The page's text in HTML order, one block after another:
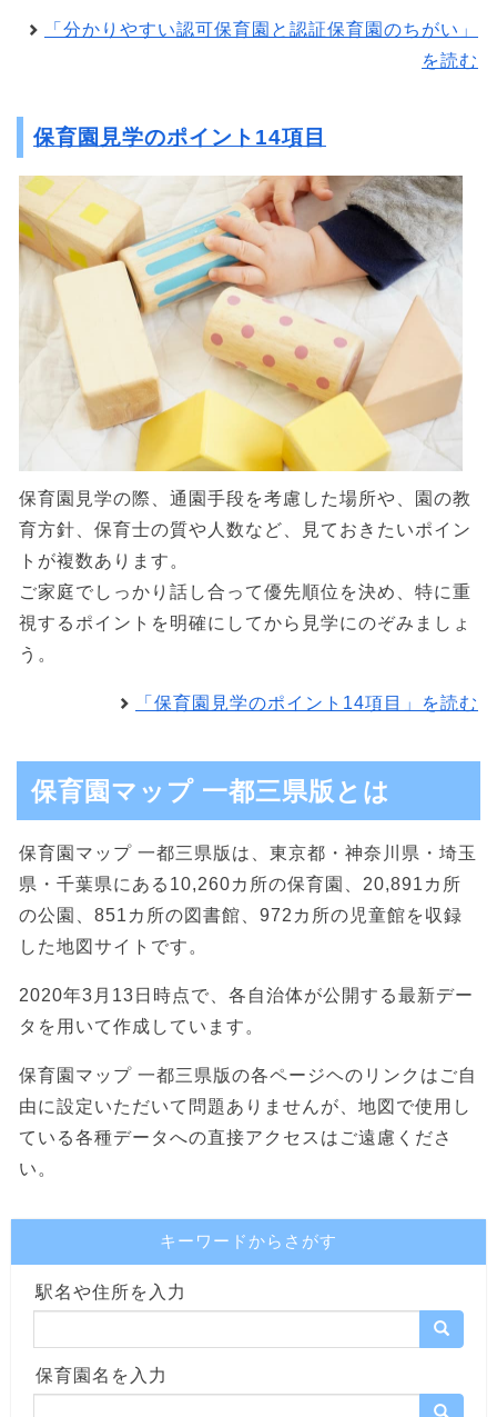
「分かりやすい認可保育園と認証保育園のちがい」
を読む
保育園見学のポイント14項目
保育園見学の際、通園手段を考慮した場所や、園の教
育方針、保育士の質や人数など、見ておきたいポイン
トが複数あります。
ご家庭でしっかり話し合って優先順位を決め、特に重
視するポイントを明確にしてから見学にのぞみましょ
う。
「保育園見学のポイント14項目」を読む
保育園マップ 一都三県版とは
保育園マップ 一都三県版は、東京都・神奈川県・埼玉
県・千葉県にある10,260カ所の保育園、20,891カ所
の公園、851カ所の図書館、972カ所の児童館を収録
した地図サイトです。
2020年3月13日時点で、各自治体が公開する最新デー
タを用いて作成しています。
保育園マップ 一都三県版の各ページヘのリンクはご自
由に設定いただいて問題ありませんが、地図で使用し
ている各種データへの直接アクセスはご遠慮くださ
い。
キーワードからさがす
駅名や住所を入力
保育園名を入力